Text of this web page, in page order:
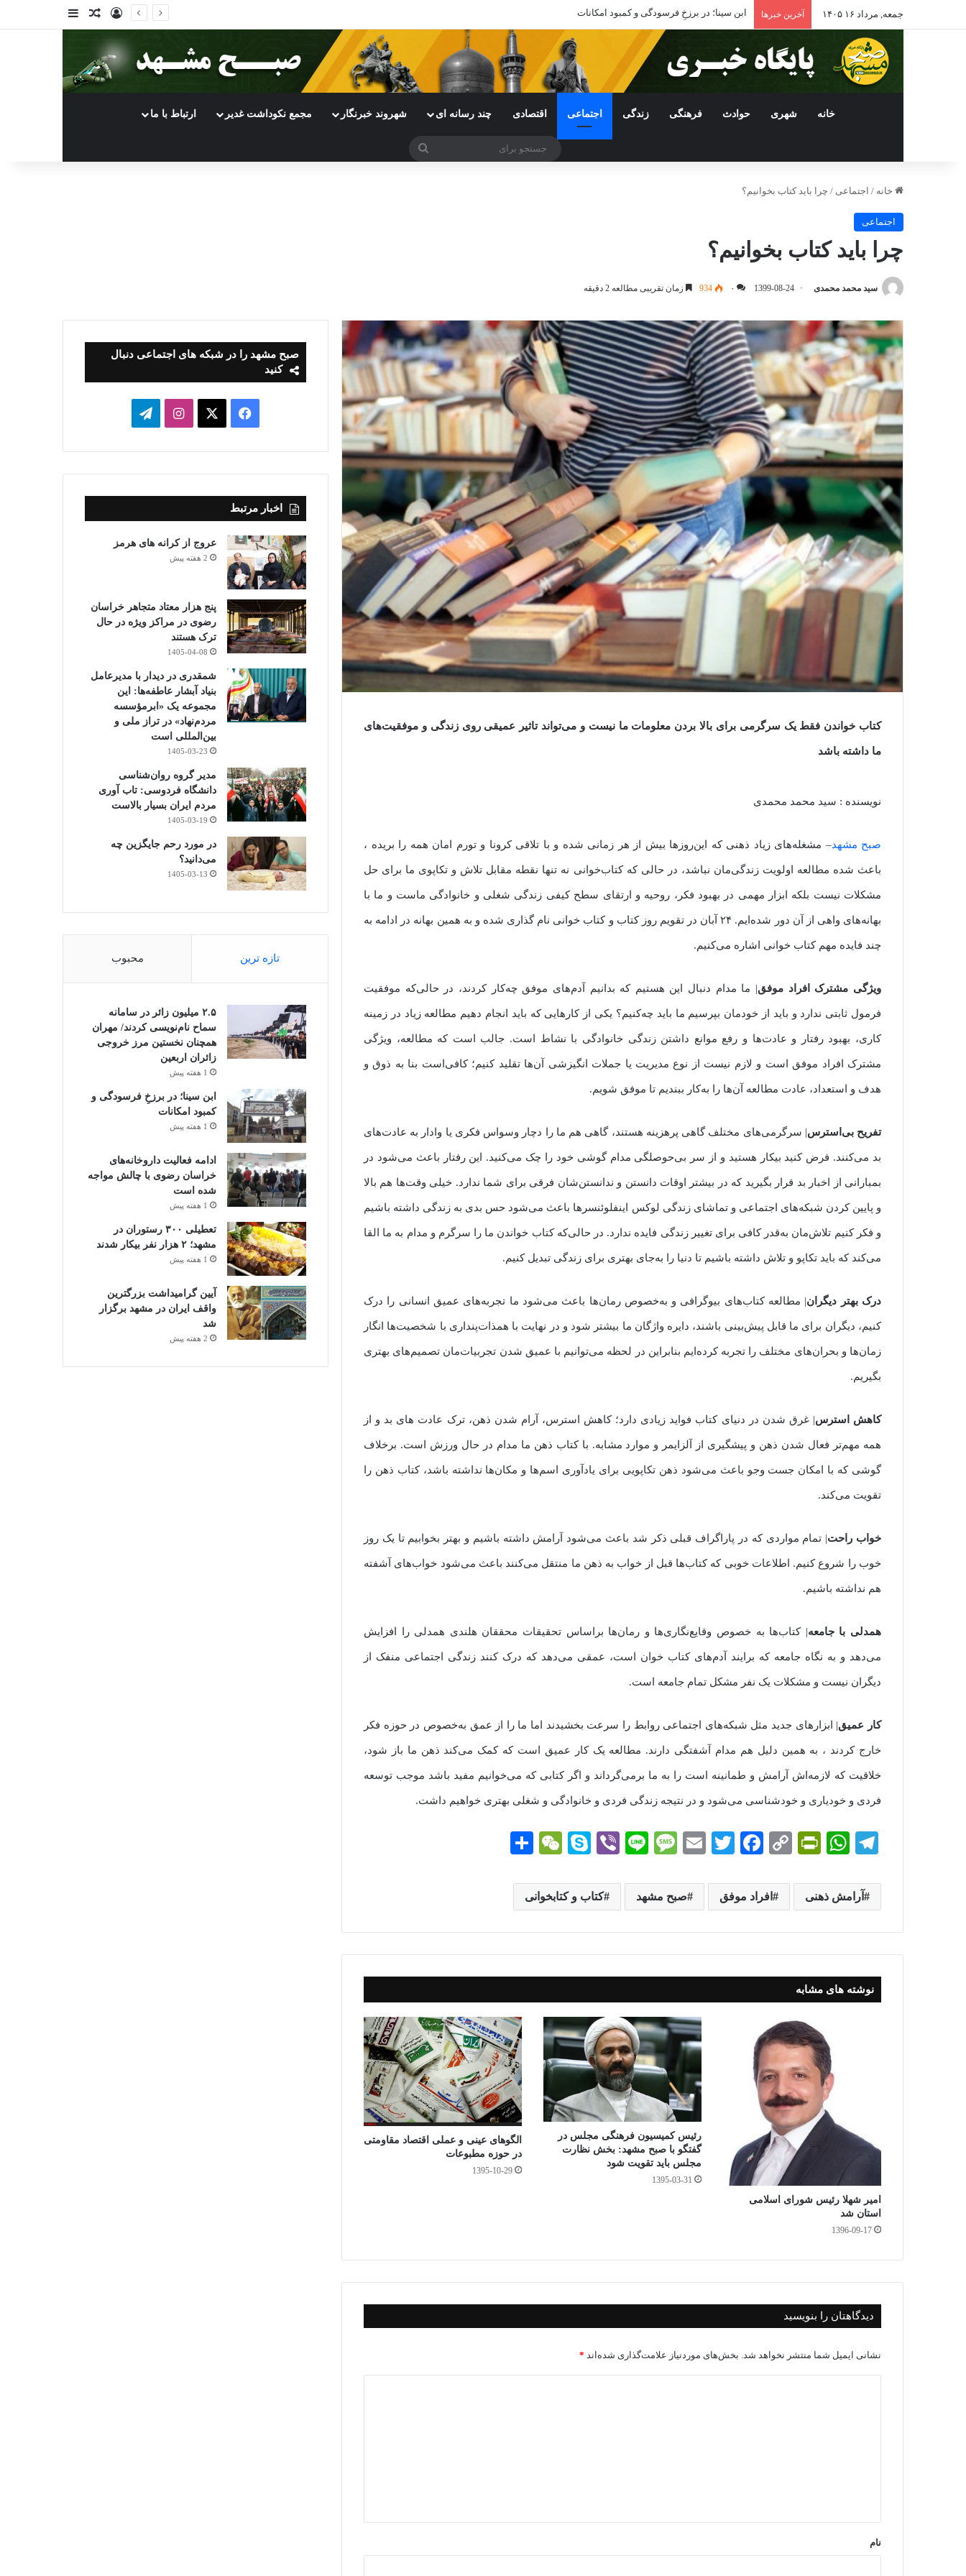
جمعه, مرداد ۱۶ ۱۴۰۵ آخرین خبرها ادامه فعالیت داروخانه‌های خراسان رضوی با چالش مواجه شده است ورودنوشته تصادفی
سایدبار
خانه شهری حوادث فرهنگی زندگی اجتماعی اقتصادی چند رسانه ای شهروند خبرنگار مجمع نکوداشت غدیر ارتباط با ما
جستجو
خانه / اجتماعی / چرا باید کتاب بخوانیم؟
اجتماعی
چرا باید کتاب بخوانیم؟
سید محمد محمدی 1399-08-24 ۰ 934 زمان تقریبی مطالعه 2 دقیقه
کتاب خواندن فقط یک سرگرمی برای بالا بردن معلومات ما نیست و می‌تواند تاثیر عمیقی روی زندگی و موفقیت‌های
ما داشته باشد
نویسنده : سید محمد محمدی
صبح مشهد– مشغله‌های زیاد ذهنی که این‌روزها بیش از هر زمانی شده و با تلاقی کرونا و تورم امان همه را بریده ،
باعث شده مطالعه اولویت زندگی‌مان نباشد، در حالی که کتاب‌خوانی نه تنها نقطه مقابل تلاش و تکاپوی ما برای حل
مشکلات نیست بلکه ابزار مهمی در بهبود فکر، روحیه و ارتقای سطح کیفی زندگی شغلی و خانوادگی ماست و ما با
بهانه‌های واهی از آن دور شده‌ایم. ۲۴ آبان در تقویم روز کتاب و کتاب خوانی نام گذاری شده و به همین بهانه در ادامه به
چند فایده مهم کتاب خوانی اشاره می‌کنیم.
ویژگی مشترک افراد موفق| ما مدام دنبال این هستیم که بدانیم آدم‌های موفق چه‌کار کردند، در حالی‌که موفقیت
فرمول ثابتی ندارد و باید از خودمان بپرسیم ما باید چه‌کنیم؟ یکی از کارهایی که باید انجام دهیم مطالعه زیاد در زمینه
کاری، بهبود رفتار و عادت‌ها و رفع موانع داشتن زندگی خانوادگی با نشاط است. جالب است که مطالعه، ویژگی
مشترک افراد موفق است و لازم نیست از نوع مدیریت یا جملات انگیزشی آن‌ها تقلید کنیم؛ کافی‌است بنا به ذوق و
هدف و استعداد، عادت مطالعه آن‌ها را به‌کار ببندیم تا موفق شویم.
تفریح بی‌استرس| سرگرمی‌های مختلف گاهی پرهزینه هستند، گاهی هم ما را دچار وسواس فکری یا وادار به عادت‌های
بد می‌کنند. فرض کنید بیکار هستید و از سر بی‌حوصلگی مدام گوشی خود را چک می‌کنید. این رفتار باعث می‌شود در
بمبارانی از اخبار بد قرار بگیرید که در بیشتر اوقات دانستن و ندانستن‌شان فرقی برای شما ندارد. خیلی وقت‌ها هم بالا
و پایین کردن شبکه‌های اجتماعی و تماشای زندگی لوکس اینفلوئنسرها باعث می‌شود حس بدی به زندگی داشته باشیم
و فکر کنیم تلاش‌مان به‌قدر کافی برای تغییر زندگی فایده ندارد. در حالی‌که کتاب خواندن ما را سرگرم و مدام به ما القا
می‌کند که باید تکاپو و تلاش داشته باشیم تا دنیا را به‌جای بهتری برای زندگی تبدیل کنیم.
درک بهتر دیگران| مطالعه کتاب‌های بیوگرافی و به‌خصوص رمان‌ها باعث می‌شود ما تجربه‌های عمیق انسانی را درک
کنیم، دیگران برای ما قابل پیش‌بینی باشند، دایره واژگان‌ ما بیشتر شود و در نهایت با همذات‌پنداری با شخصیت‌ها انگار
زمان‌ها و بحران‌های مختلف را تجربه کرده‌ایم بنابراین در لحظه می‌توانیم با عمیق شدن تجربیات‌مان تصمیم‌های بهتری
بگیریم.
کاهش استرس| غرق شدن در دنیای کتاب فواید زیادی دارد؛ کاهش استرس، آرام شدن ذهن، ترک‌ عادت های بد و از
همه مهم‌تر فعال شدن ذهن و پیشگیری از آلزایمر و موارد مشابه. با کتاب ذهن ما مدام در حال ورزش است. برخلاف
گوشی که با امکان جست وجو باعث می‌شود ذهن تکاپویی برای یادآوری اسم‌ها و مکان‌ها نداشته باشد، کتاب ذهن را
تقویت می‌کند.
خواب راحت| تمام مواردی که در پاراگراف قبلی ذکر شد باعث می‌شود آرامش داشته باشیم و بهتر بخوابیم تا یک روز
خوب را شروع کنیم. اطلاعات خوبی که کتاب‌ها قبل از خواب به ذهن ما منتقل می‌کنند باعث می‌شود خواب‌های آشفته
هم نداشته باشیم.
همدلی با جامعه| کتاب‌ها به خصوص وقایع‌نگاری‌ها و رمان‌ها براساس تحقیقات محققان هلندی همدلی را افزایش
می‌دهد و به نگاه جامعه که برایند آدم‌های کتاب خوان است، عمقی می‌دهد که درک کنند زندگی اجتماعی منفک از
دیگران نیست و مشکلات یک نفر مشکل تمام جامعه است.
کار عمیق| ابزارهای جدید مثل شبکه‌های اجتماعی روابط را سرعت بخشیدند اما ما را از عمق به‌خصوص در حوزه فکر
خارج کردند ، به همین دلیل هم مدام آشفتگی دارند. مطالعه یک کار عمیق است که کمک می‌کند ذهن ما باز شود،
خلاقیت که لازمه‌اش آرامش و طمانینه است را به ما برمی‌گرداند و اگر کتابی که می‌خوانیم مفید باشد موجب توسعه
فردی و خودیاری و خودشناسی می‌شود و در نتیجه زندگی فردی و خانوادگی و شغلی بهتری خواهیم داشت.
Te
gr
a
m
W
ts
A
pp
Pr
tF
ri
en
dl
y
C
y
Li
nk
Fa
bo
ok
T
tte
r
E
ail
M
sa
ge
Li
Vi
r
S
pe
W
C
ha
t
ک
گذ
ار
ی
آرامش ذهنی افراد موفق صبح مشهد کتاب و کتابخوانی
نوشته های مشابه
امیر شهلا رئیس شورای اسلامی
استان شد
1396-09-17
رئیس کمیسیون فرهنگی مجلس در
گفتگو با صبح مشهد: بخش نظارت
مجلس باید تقویت شود
1395-03-31
الگوهای عینی و عملی اقتصاد مقاومتی
در حوزه مطبوعات
1395-10-29
دیدگاهتان را بنویسید
نشانی ایمیل شما منتشر نخواهد شد. بخش‌های موردنیاز علامت‌گذاری شده‌اند *
نام
صبح مشهد را در شبکه های اجتماعی دنبال
کنید
فیسبوک ایکساینستاگرامتلگرام
اخبار مرتبط
عروج از کرانه های هرمز
2 هفته پیش
پنج هزار معتاد متجاهر خراسان
رضوی در مراکز ویژه در حال
ترک هستند
1405-04-08
شمقدری در دیدار با مدیرعامل
بنیاد آبشار عاطفه‌ها: این
مجموعه یک «ابرمؤسسه
مردم‌نهاد» در تراز ملی و
بین‌المللی است
1405-03-23
مدیر گروه روان‌شناسی
دانشگاه فردوسی: تاب آوری
مردم ایران بسیار بالاست
1405-03-19
در مورد رحم جایگزین چه
می‌دانید؟
1405-03-13
تازه ترین محبوب
۲.۵ میلیون زائر در سامانه
سماح نام‌نویسی کردند/ مهران
همچنان نخستین مرز خروجی
زائران اربعین
1 هفته پیش
ابن سینا؛ در برزخِ فرسودگی و
کمبود امکانات
1 هفته پیش
ادامه فعالیت داروخانه‌های
خراسان رضوی با چالش مواجه
شده است
1 هفته پیش
تعطیلی ۳۰۰ رستوران در
مشهد؛ ۲ هزار نفر بیکار شدند
1 هفته پیش
آیین گرامیداشت بزرگترین
واقف ایران در مشهد برگزار
شد
2 هفته پیش